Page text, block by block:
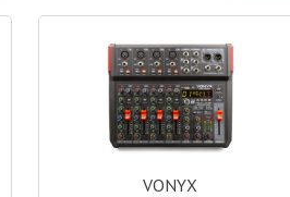
VONYX